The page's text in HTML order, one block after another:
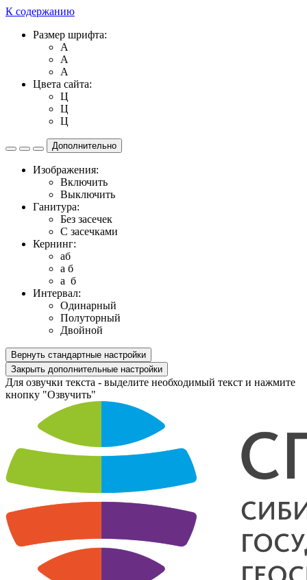
К содержанию
Размер шрифта:
A
A
A
Цвета сайта:
Ц
Ц
Ц
Дополнительно
Изображения:
Включить
Выключить
Ганитура:
Без засечек
С засечками
Кернинг:
aб
a б
a б
Интервал:
Одинарный
Полуторный
Двойной
Вернуть стандартные настройки
Закрыть дополнительные настройки
Для озвучки текста - выделите необходимый текст и нажмите
кнопку "Озвучить"